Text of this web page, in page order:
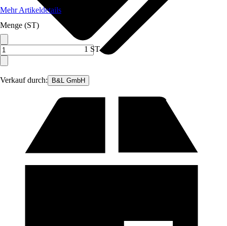
Verkauf durch: B&L GmbH
Mehr Artikeldetails
Menge (ST)
1 ST